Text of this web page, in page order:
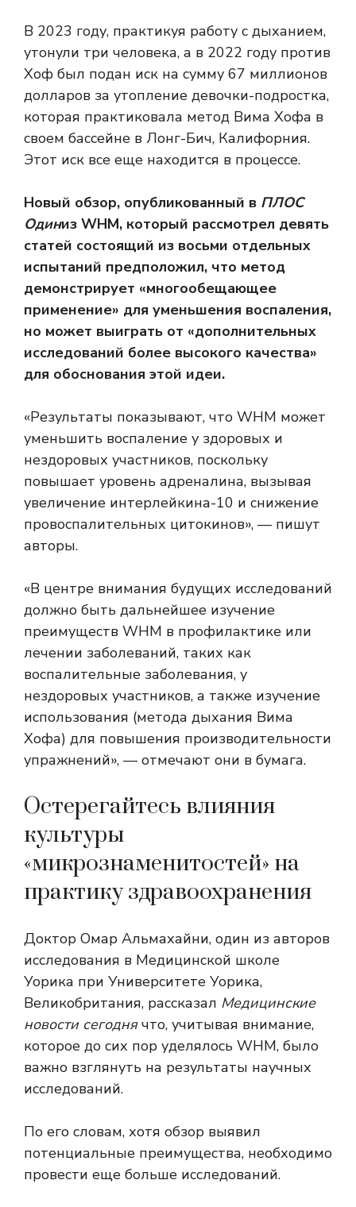
В 2023 году, практикуя работу с дыханием,
утонули три человека, а в 2022 году против
Хоф был подан иск на сумму 67 миллионов
долларов за утопление девочки-подростка,
которая практиковала метод Вима Хофа в
своем бассейне в Лонг-Бич, Калифорния.
Этот иск все еще находится в процессе.
Новый обзор, опубликованный в ПЛОС
Одиниз WHM, который рассмотрел девять
статей состоящий из восьми отдельных
испытаний предположил, что метод
демонстрирует «многообещающее
применение» для уменьшения воспаления,
но может выиграть от «дополнительных
исследований более высокого качества»
для обоснования этой идеи.
«Результаты показывают, что WHM может
уменьшить воспаление у здоровых и
нездоровых участников, поскольку
повышает уровень адреналина, вызывая
увеличение интерлейкина-10 и снижение
провоспалительных цитокинов», — пишут
авторы.
«В центре внимания будущих исследований
должно быть дальнейшее изучение
преимуществ WHM в профилактике или
лечении заболеваний, таких как
воспалительные заболевания, у
нездоровых участников, а также изучение
использования (метода дыхания Вима
Хофа) для повышения производительности
упражнений», — отмечают они в бумага.
Остерегайтесь влияния
культуры
«микрознаменитостей» на
практику здравоохранения
Доктор Омар Альмахайни, один из авторов
исследования в Медицинской школе
Уорика при Университете Уорика,
Великобритания, рассказал Медицинские
новости сегоднячто, учитывая внимание,
которое до сих пор уделялось WHM, было
важно взглянуть на результаты научных
исследований.
По его словам, хотя обзор выявил
потенциальные преимущества, необходимо
провести еще больше исследований.